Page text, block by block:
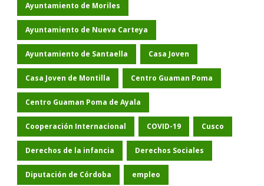
Ayuntamiento de Moriles
Ayuntamiento de Nueva Carteya
Ayuntamiento de Santaella Casa Joven
Casa Joven de Montilla Centro Guaman Poma
Centro Guaman Poma de Ayala
Cooperación Internacional COVID-19 Cusco
Derechos de la infancia Derechos Sociales
Diputación de Córdoba empleo